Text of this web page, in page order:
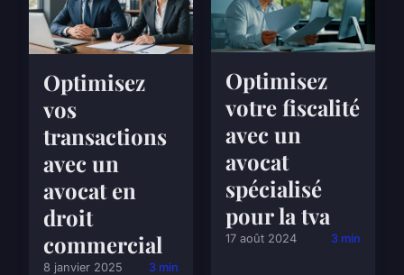
Optimisez
vos
transactions
avec un
avocat en
droit
commercial
8 janvier 2025 3 min
Optimisez
votre fiscalité
avec un
avocat
spécialisé
pour la tva
17 août 2024 3 min